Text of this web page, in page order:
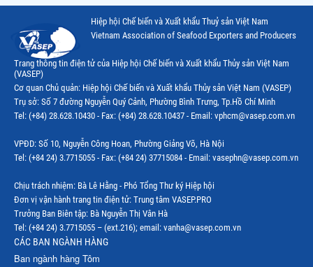
Thị trường Canada
Thị trường Ecuador
Thị trường EU
Thị trường Indonesia
Thị trường Mỹ
Thị trường Nga
Thị trường Hàn Quốc
Thị trường Nhật Bản
Thị trường Thái Lan
Hiệp hội Chế biến và Xuất khẩu Thuỷ sản Việt Nam
Vietnam Association of Seafood Exporters and Producers
Trang thông tin điện tử của Hiệp hội Chế biến và Xuất khẩu Thủy sản Việt Nam
(VASEP)
Cơ quan Chủ quản: Hiệp hội Chế biến và Xuất khẩu Thủy sản Việt Nam (VASEP)
Trụ sở: Số 7 đường Nguyễn Quý Cảnh, Phường Bình Trưng, Tp.Hồ Chí Minh
Tel: (+84) 28.628.10430 - Fax: (+84) 28.628.10437 - Email: vphcm@vasep.com.vn
VPĐD: Số 10, Nguyễn Công Hoan, Phường Giảng Võ, Hà Nội
Tel: (+84 24) 3.7715055 - Fax: (+84 24) 37715084 - Email: vasephn@vasep.com.vn
Chịu trách nhiệm: Bà Lê Hằng - Phó Tổng Thư ký Hiệp hội
Đơn vị vận hành trang tin điện tử: Trung tâm VASEP.PRO
Trưởng Ban Biên tập: Bà Nguyễn Thị Vân Hà
Tel: (+84 24) 3.7715055 – (ext.216); email: vanha@vasep.com.vn
CÁC BAN NGÀNH HÀNG
Ban ngành hàng Tôm